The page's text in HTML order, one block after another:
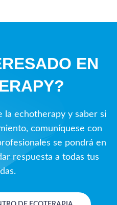
EN
la echotherapy y saber si
comuníquese con
se pondrá en
respuesta a todas tus